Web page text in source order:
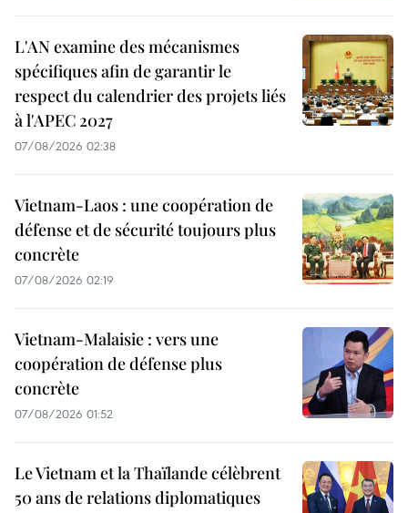
L'AN examine des mécanismes
spécifiques afin de garantir le
respect du calendrier des projets liés
à l'APEC 2027
07/08/2026 02:38
Vietnam-Laos : une coopération de
défense et de sécurité toujours plus
concrète
07/08/2026 02:19
Vietnam-Malaisie : vers une
coopération de défense plus
concrète
07/08/2026 01:52
Le Vietnam et la Thaïlande célèbrent
50 ans de relations diplomatiques